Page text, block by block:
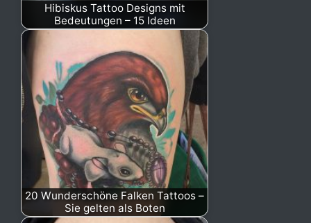
Hibiskus Tattoo Designs mit
Bedeutungen – 15 Ideen
20 Wunderschöne Falken Tattoos –
Sie gelten als Boten